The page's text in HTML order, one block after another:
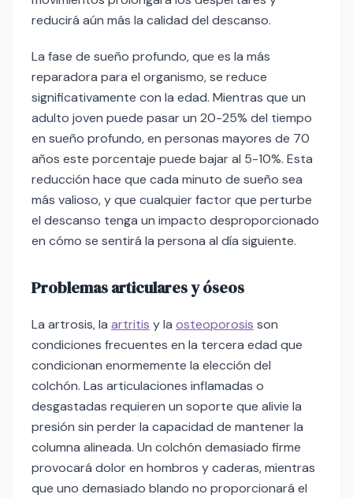
reducirá aún más la calidad del descanso.
La fase de sueño profundo, que es la más
reparadora para el organismo, se reduce
significativamente con la edad. Mientras que un
adulto joven puede pasar un 20-25% del tiempo
en sueño profundo, en personas mayores de 70
años este porcentaje puede bajar al 5-10%. Esta
reducción hace que cada minuto de sueño sea
más valioso, y que cualquier factor que perturbe
el descanso tenga un impacto desproporcionado
en cómo se sentirá la persona al día siguiente.
Problemas articulares y óseos
La artrosis, la artritis y la osteoporosis son
condiciones frecuentes en la tercera edad que
condicionan enormemente la elección del
colchón. Las articulaciones inflamadas o
desgastadas requieren un soporte que alivie la
presión sin perder la capacidad de mantener la
columna alineada. Un colchón demasiado firme
provocará dolor en hombros y caderas, mientras
que uno demasiado blando no proporcionará el